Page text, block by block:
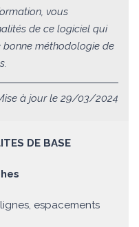
vous
de ce logiciel qui
méthodologie de
à jour le 29/03/2024
DE BASE
espacements